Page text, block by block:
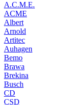
A.C.M.E.
ACME
Albert
Arnold
Artitec
Auhagen
Bemo
Brawa
Brekina
Busch
CD
CSD